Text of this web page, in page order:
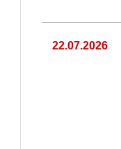
22.07.2026